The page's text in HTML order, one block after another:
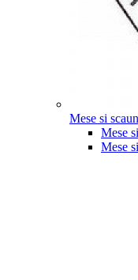
Mese si
Mese
Mese